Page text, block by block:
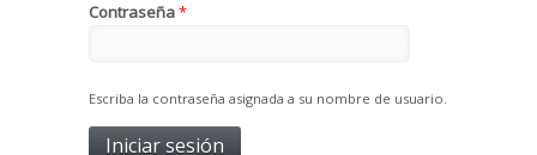
Contraseña*
Escriba la contraseña asignada a su nombre de usuario.